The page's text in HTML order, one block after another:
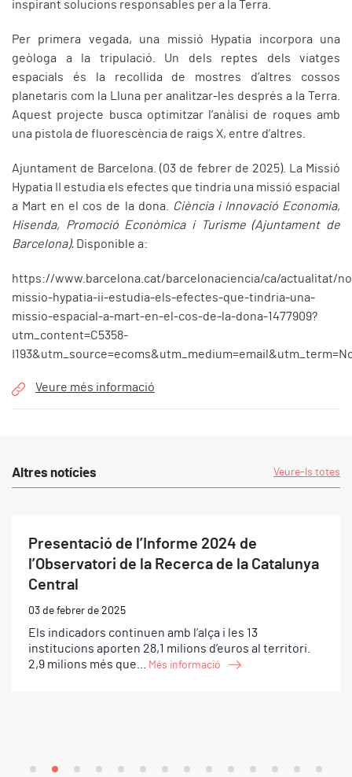
inspirant solucions responsables per a la Terra.
Per primera vegada, una missió Hypatia incorpora una
geòloga a la tripulació. Un dels reptes dels viatges
espacials és la recollida de mostres d’altres cossos
planetaris com la Lluna per analitzar-les després a la Terra.
Aquest projecte busca optimitzar l’anàlisi de roques amb
una pistola de fluorescència de raigs X, entre d’altres.
Ajuntament de Barcelona. (03 de febrer de 2025). La Missió
Hypatia II estudia els efectes que tindria una missió espacial
a Mart en el cos de la dona. Ciència i Innovació Economia,
Hisenda, Promoció Econòmica i Turisme (Ajuntament de
Barcelona). Disponible a:
https://www.barcelona.cat/barcelonaciencia/ca/actualitat/
missio-hypatia-ii-estudia-els-efectes-que-tindria-una-
missio-espacial-a-mart-en-el-cos-de-la-dona-1477909?
utm_content=C5358-
Veure més informació
Altres notícies Veure-ls totes
Presentació de l’Informe 2024 de
l’Observatori de la Recerca de la Catalunya
Central
03 de febrer de 2025
Els indicadors continuen amb l’alça i les 13
institucions aporten 28,1 milions d’euros al territori.
2,9 milions més que... Més informació